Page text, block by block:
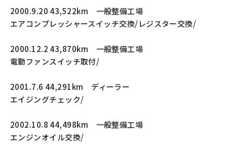
2000.9.20 43,522km 一般整備工場
エアコンプレッシャースイッチ交換/レジスター交換/
2000.12.2 43,870km 一般整備工場
電動ファンスイッチ取付/
2001.7.6 44,291km ディーラー
エイジングチェック/
2002.10.8 44,498km 一般整備工場
エンジンオイル交換/